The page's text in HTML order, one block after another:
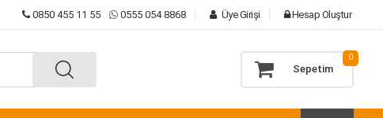
0850 455 11 55 0555 054 8868 Üye Girişi Hesap Oluştur
Sepetim
0